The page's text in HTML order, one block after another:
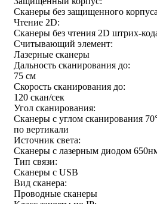
Сканеры без защищенного корпуса
Чтение 2D:
Сканеры без чтения 2D штрих-
Считывающий элемент:
Лазерные сканеры
Дальность сканирования до:
75 см
Скорость сканирования до:
120 скан/сек
Угол сканирования:
Сканеры с углом сканирования
по вертикали
Источник света:
Сканеры с лазерным диодом
Тип связи:
Сканеры с USB
Вид сканера:
Проводные сканеры